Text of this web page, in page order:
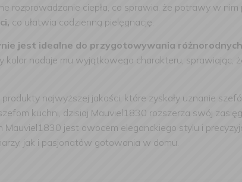
rozprowadzanie ciepła, co sprawia, że potrawy w
co ułatwia codzienną pielęgnację.
jest idealne do przygotowywania
kolor nadaje mu wyjątkowego charakteru,
najwyższej jakości, które zyskały uznanie
kuchni, dzisiaj Mauviel1830 rozszerza swój
Mauviel1830 jest owocem eleganckiego stylu i
jak i pasjonatów gotowania w domu.